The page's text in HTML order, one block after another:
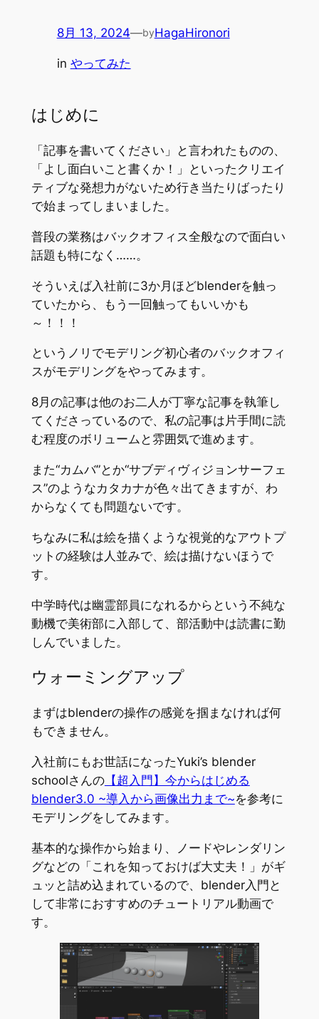
8月 13, 2024—byHagaHironori
in やってみた
はじめに
「記事を書いてください」と言われたものの、
「よし面白いこと書くか！」といったクリエイ
ティブな発想力がないため行き当たりばったり
で始まってしまいました。
普段の業務はバックオフィス全般なので面白い
話題も特になく……。
そういえば入社前に3か月ほどblenderを触っ
ていたから、もう一回触ってもいいかも
～！！！
というノリでモデリング初心者のバックオフィ
スがモデリングをやってみます。
8月の記事は他のお二人が丁寧な記事を執筆し
てくださっているので、私の記事は片手間に読
む程度のボリュームと雰囲気で進めます。
また“カムバ”とか“サブディヴィジョンサーフェ
ス”のようなカタカナが色々出てきますが、わ
からなくても問題ないです。
ちなみに私は絵を描くような視覚的なアウトプ
ットの経験は人並みで、絵は描けないほうで
す。
中学時代は幽霊部員になれるからという不純な
動機で美術部に入部して、部活動中は読書に勤
しんでいました。
ウォーミングアップ
まずはblenderの操作の感覚を掴まなければ何
もできません。
入社前にもお世話になったYuki’s blender
schoolさんの【超入門】今からはじめる
blender3.0 ~導入から画像出力まで~を参考に
モデリングをしてみます。
基本的な操作から始まり、ノードやレンダリン
グなどの「これを知っておけば大丈夫！」がギ
ュッと詰め込まれているので、blender入門と
して非常におすすめのチュートリアル動画で
す。